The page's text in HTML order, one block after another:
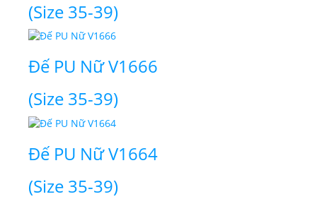
(Size 35-39)
Đế PU Nữ V1666
(Size 35-39)
Đế PU Nữ V1664
(Size 35-39)